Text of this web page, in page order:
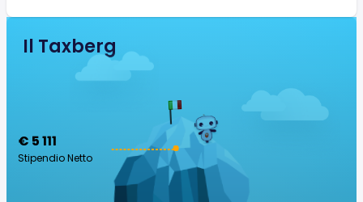
Il Taxberg
€ 5 111
Stipendio Netto